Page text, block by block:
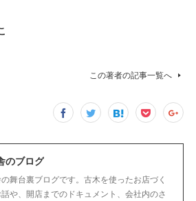
この著者の記事一覧へ
のブログ
舞台裏ブログです。古木を使ったお店づく
話や、開店までのドキュメント、会社内のさ